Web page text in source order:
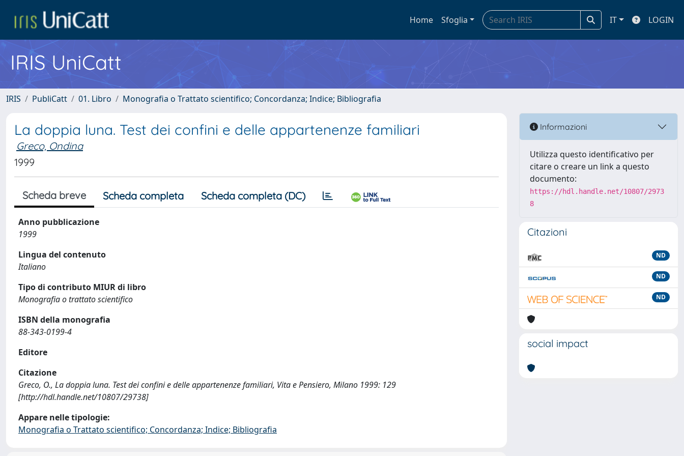
Home Sfoglia IT LOGIN
IRIS UniCatt
IRIS PubliCatt 01. Libro Monografia o Trattato scientifico; Concordanza; Indice; Bibliografia
La doppia luna. Test dei confini e delle appartenenze familiari
Greco, Ondina
1999
Scheda breve Scheda completa Scheda completa (DC)
Anno pubblicazione
1999
Lingua del contenuto
Italiano
Tipo di contributo MIUR di libro
Monografia o trattato scientifico
ISBN della monografia
88-343-0199-4
Editore
Citazione
Greco, O., La doppia luna. Test dei confini e delle appartenenze familiari, Vita e Pensiero, Milano 1999: 129
[http://hdl.handle.net/10807/29738]
Appare nelle tipologie:
Monografia o Trattato scientifico; Concordanza; Indice; Bibliografia
Informazioni
Utilizza questo identificativo per
citare o creare un link a questo
documento:
https://hdl.handle.net/10807/2973
8
Citazioni
ND
ND
ND
social impact